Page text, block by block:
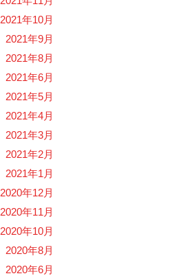
2021年10月
2021年9月
2021年8月
2021年6月
2021年5月
2021年4月
2021年3月
2021年2月
2021年1月
2020年12月
2020年11月
2020年10月
2020年8月
2020年6月